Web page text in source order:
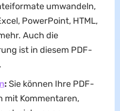
umwandeln,
PowerPoint, HTML,
Auch die
ist in diesem PDF-
: Sie können Ihre PDF-
mit Kommentaren,